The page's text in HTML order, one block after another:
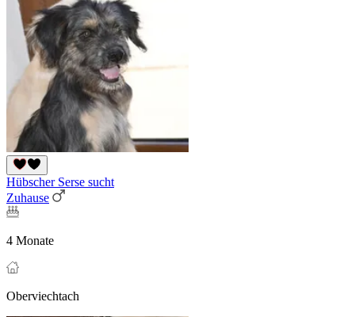
Hübscher Serse sucht
Zuhause
4 Monate
Oberviechtach